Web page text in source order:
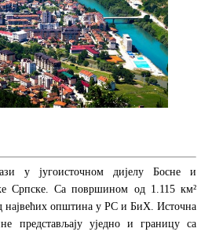
у југоисточном дијелу Босне и
Српске. Са површином од 1.115 км²
највећих општина у РС и БиХ. Источна
представљају уједно и границу са